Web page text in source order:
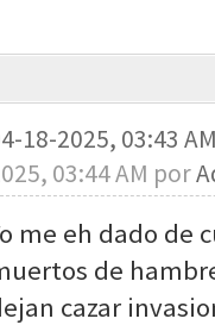
18-2025, 03:43
03:44 AM por
me eh dado de
de
cazar